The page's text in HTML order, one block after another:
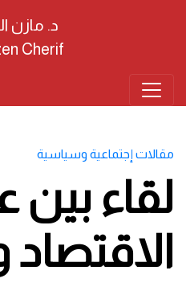
د. مازن
Cherif
مقالات إجتماعية وسياسية
لقاء بين